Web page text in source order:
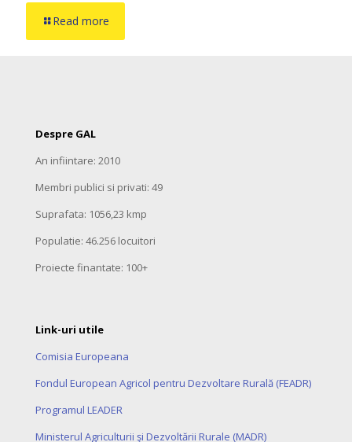
Read more
Despre GAL
An infiintare: 2010
Membri publici si privati: 49
Suprafata: 1056,23 kmp
Populatie: 46.256 locuitori
Proiecte finantate: 100+
Link-uri utile
Comisia Europeana
Fondul European Agricol pentru Dezvoltare Rurală (FEADR)
Programul LEADER
Ministerul Agriculturii şi Dezvoltării Rurale (MADR)